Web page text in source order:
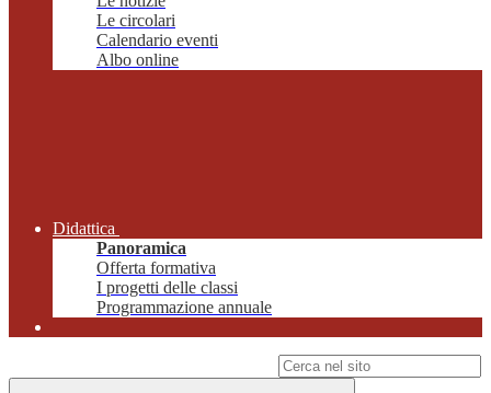
Le circolari
Calendario eventi
Albo online
Didattica
Panoramica
Offerta formativa
I progetti delle classi
Programmazione annuale